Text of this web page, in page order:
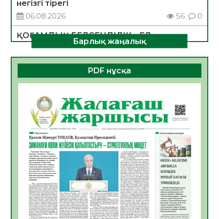
негізгі тірегі
06.08.2026
56 0
ҚОҒАМДЫҚ БЕЛСЕНДІЛІК – ЕЛ
ДАМУЫНЫҢ НЕГІЗІ
06.08.2026
54 0
ҚҰРЫЛТАЙ САЙЛАУЫ – БОЛАШАҚҚА
06.08.2026
Инфекциялық ауруларға қарсы иммундау
жұмыстарының тиімділігі
06.08.2026
58
Көкжөтел ауруы туралы
06.08.2026
56
АПВ вакцинасы туралы мәлімет
06.08.2026
57
Барлық жаңалық
PDF нұсқа